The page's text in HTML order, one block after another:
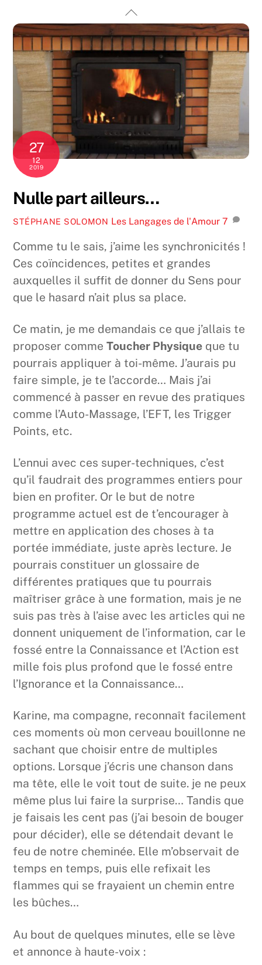
content
27
12
2019
Nulle part ailleurs…
STÉPHANE SOLOMON Les Langages de l'Amour 7
Comme tu le sais, j’aime les synchronicités !
Ces coïncidences, petites et grandes
auxquelles il suffit de donner du Sens pour
que le hasard n’ait plus sa place.
Ce matin, je me demandais ce que j’allais te
proposer commeToucher Physique que tu
pourrais appliquer à toi-même. J’aurais pu
faire simple, je te l’accorde… Mais j’ai
commencé à passer en revue des pratiques
comme l’Auto-Massage, l’EFT, les Trigger
Points, etc.
L’ennui avec ces super-techniques, c’est
qu’il faudrait des programmes entiers pour
bien en profiter. Or le but de notre
programme actuel est de t’encourager à
mettre en application des choses à ta
portée immédiate, juste après lecture. Je
pourrais constituer un glossaire de
différentes pratiques que tu pourrais
maîtriser grâce à une formation, mais je ne
suis pas très à l’aise avec les articles qui ne
donnent uniquement de l’information, car le
fossé entre la Connaissance et l’Action est
mille fois plus profond que le fossé entre
l’Ignorance et la Connaissance…
Karine, ma compagne, reconnaît facilement
ces moments où mon cerveau bouillonne ne
sachant que choisir entre de multiples
options. Lorsque j’écris une chanson dans
ma tête, elle le voit tout de suite. je ne peux
même plus lui faire la surprise… Tandis que
je faisais les cent pas (j’ai besoin de bouger
pour décider), elle se détendait devant le
feu de notre cheminée. Elle m’observait de
temps en temps, puis elle refixait les
flammes qui se frayaient un chemin entre
les bûches…
Au bout de quelques minutes, elle se lève
et annonce à haute-voix :
Back
To
Top